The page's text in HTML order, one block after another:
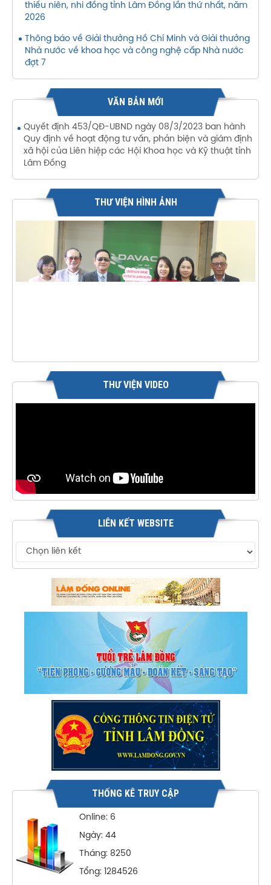
thiếu niên, nhi đồng tỉnh Lâm Đồng lần thứ nhất, năm
2026
Thông báo về Giải thưởng Hồ Chí Minh và Giải thưởng
Nhà nước về khoa học và công nghệ cấp Nhà nước
đợt 7
VĂN BẢN MỚI
Quyết định 453/QĐ-UBND ngày 08/3/2023 ban hành
Quy định về hoạt động tư vấn, phản biện và giám định
xã hội của Liên hiệp các Hội Khoa học và Kỹ thuật tỉnh
Lâm Đồng
THƯ VIỆN HÌNH ẢNH
THƯ VIỆN VIDEO
LIÊN KẾT WEBSITE
THỐNG KÊ TRUY CẬP
Online: 6
Ngày: 44
Tháng: 8250
Tổng: 1284526